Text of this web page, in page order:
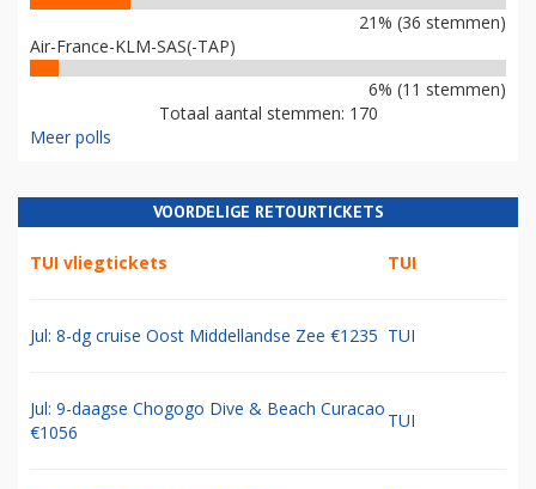
21% (36 stemmen)
Air-France-KLM-SAS(-TAP)
6% (11 stemmen)
Totaal aantal stemmen: 170
Meer polls
VOORDELIGE RETOURTICKETS
TUI vliegtickets TUI
Jul: 8-dg cruise Oost Middellandse Zee €1235 TUI
Jul: 9-daagse Chogogo Dive & Beach Curacao
€1056
TUI